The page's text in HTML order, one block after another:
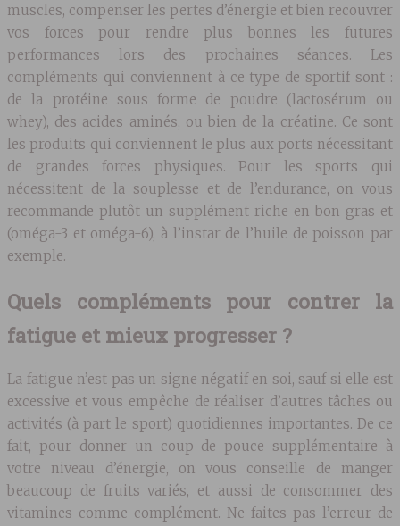
muscles, compenser les pertes d’énergie et bien recouvrer
vos forces pour rendre plus bonnes les futures
performances lors des prochaines séances. Les
compléments qui conviennent à ce type de sportif sont :
de la protéine sous forme de poudre (lactosérum ou
whey), des acides aminés, ou bien de la créatine. Ce sont
les produits qui conviennent le plus aux ports nécessitant
de grandes forces physiques. Pour les sports qui
nécessitent de la souplesse et de l’endurance, on vous
recommande plutôt un supplément riche en bon gras et
(oméga-3 et oméga-6), à l’instar de l’huile de poisson par
exemple.
Quels compléments pour contrer la
fatigue et mieux progresser ?
La fatigue n’est pas un signe négatif en soi, sauf si elle est
excessive et vous empêche de réaliser d’autres tâches ou
activités (à part le sport) quotidiennes importantes. De ce
fait, pour donner un coup de pouce supplémentaire à
votre niveau d’énergie, on vous conseille de manger
beaucoup de fruits variés, et aussi de consommer des
vitamines comme complément. Ne faites pas l’erreur de